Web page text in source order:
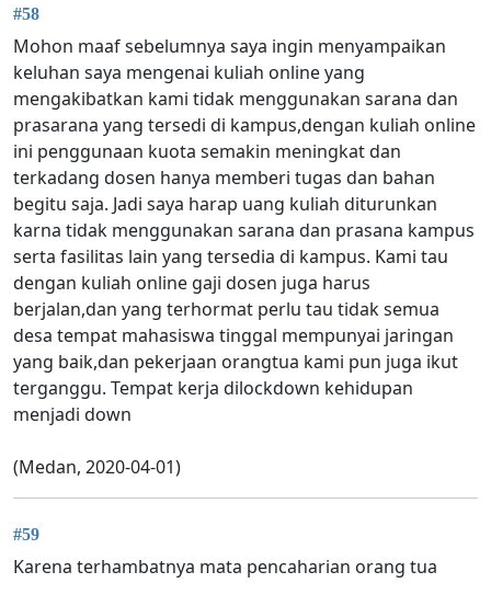
#58
Mohon maaf sebelumnya saya ingin menyampaikan
keluhan saya mengenai kuliah online yang
mengakibatkan kami tidak menggunakan sarana dan
prasarana yang tersedi di kampus,dengan kuliah online
ini penggunaan kuota semakin meningkat dan
terkadang dosen hanya memberi tugas dan bahan
begitu saja. Jadi saya harap uang kuliah diturunkan
karna tidak menggunakan sarana dan prasana kampus
serta fasilitas lain yang tersedia di kampus. Kami tau
dengan kuliah online gaji dosen juga harus
berjalan,dan yang terhormat perlu tau tidak semua
desa tempat mahasiswa tinggal mempunyai jaringan
yang baik,dan pekerjaan orangtua kami pun juga ikut
terganggu. Tempat kerja dilockdown kehidupan
menjadi down
(Medan, 2020-04-01)
#59
Karena terhambatnya mata pencaharian orang tua